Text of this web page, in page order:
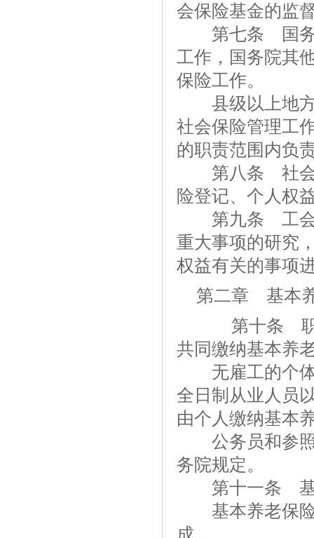
会保险基金的监
第七条 国务院
工作，国务院其
保险工作。
县级以上地方
社会保险管理工
的职责范围内负
第八条 社会保
险登记、个人权
第九条 工会依
重大事项的研究
权益有关的事项
第二章 基本
第十条 职工
共同缴纳基本养
无雇工的个体
全日制从业人员
由个人缴纳基本
公务员和参照
务院规定。
第十一条 基本
基本养老保险
成。